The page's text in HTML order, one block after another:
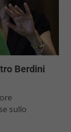
Berdini
sullo